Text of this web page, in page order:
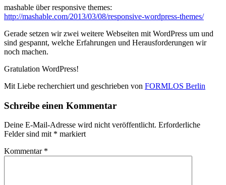
mashable über responsive themes:
http://mashable.com/2013/03/08/responsive-wordpress-themes/
Gerade setzen wir zwei weitere Webseiten mit WordPress um und
sind gespannt, welche Erfahrungen und Herausforderungen wir
noch machen.
Gratulation WordPress!
Mit Liebe recherchiert und geschrieben von FORMLOS Berlin
Schreibe einen Kommentar
Deine E-Mail-Adresse wird nicht veröffentlicht. Erforderliche
Felder sind mit * markiert
Kommentar *